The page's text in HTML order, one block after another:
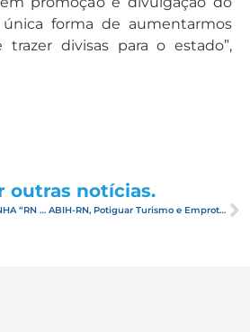
forma de aumentarmos
trazer divisas para o estado”,
outras notícias.
MOSSORÓ ADERE À CAMPANHA “RN – TUDO COMEÇA AZUL” ABIH-RN, Potiguar Turismo e Emprotur finalizam com sucesso campanha de divulgação do RN no interior de São Paulo